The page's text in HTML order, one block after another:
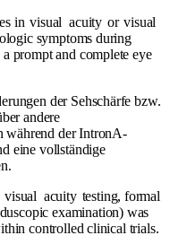
in visual acuity or visual
symptoms during
prompt and complete eye
der Sehschärfe bzw.
andere
während der IntronA-
eine vollständige
visual acuity testing, formal
examination) was
controlled clinical trials.